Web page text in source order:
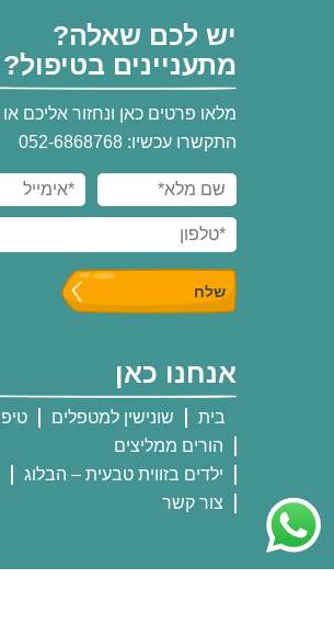
יש לכם שאלה?
מתעניינים בטיפול?
מלאו פרטים כאן ונחזור אליכם
התקשרו עכשיו: 052-6868768
אנחנו כאן
בית שונישין למטפלים
הורים ממליצים
ילדים בזווית טבעית – הבלוג
צור קשר